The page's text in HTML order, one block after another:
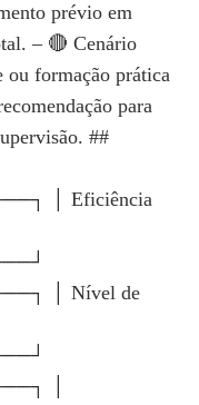
prévio em
– 🔴 Cenário
ou formação prática
para
##
│ Eficiência
│ Nível de
│